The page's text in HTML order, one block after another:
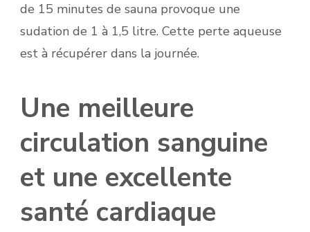
de 15 minutes de sauna provoque une
sudation de 1 à 1,5 litre. Cette perte aqueuse
est à récupérer dans la journée.
Une meilleure
circulation sanguine
et une excellente
santé cardiaque